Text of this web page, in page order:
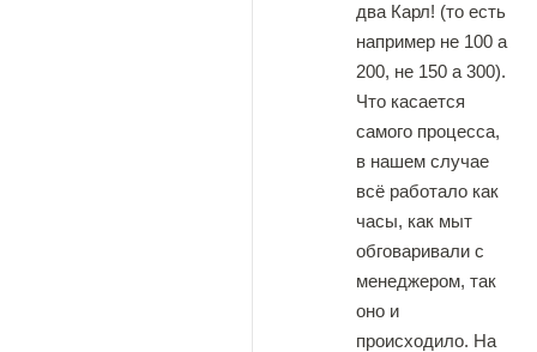
два Карл! (то есть
например не 100 а
200, не 150 а 300).
Что касается
самого процесса,
в нашем случае
всё работало как
часы, как мыт
обговаривали с
менеджером, так
оно и
происходило. На